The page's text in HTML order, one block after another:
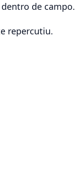
de campo.
repercutiu.